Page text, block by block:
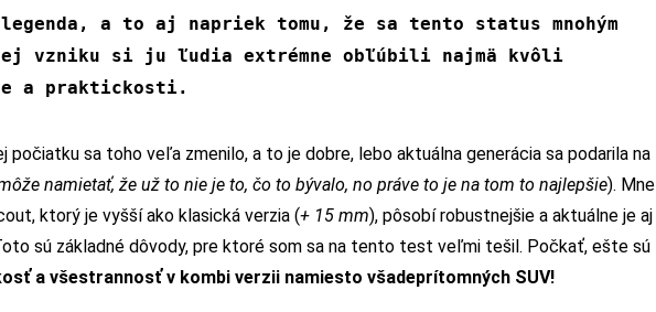
a to aj napriek tomu, že sa tento status mnohým
jej vzniku si ju ľudia extrémne obľúbili najmä kvôli
a praktickosti.
počiatku sa toho veľa zmenilo, a to je dobre, lebo aktuálna generácia sa podarila na
namietať, že už to nie je to, čo to bývalo, no práve to je na tom to najlepšie). Mne
ktorý je vyšší ako klasická verzia (+ 15 mm), pôsobí robustnejšie a aktuálne je aj
sú základné dôvody, pre ktoré som sa na tento test veľmi tešil. Počkať, ešte sú
a všestrannosť v kombi verzii namiesto všadeprítomných SUV!